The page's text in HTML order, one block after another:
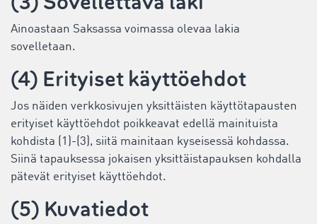
Ainoastaan Saksassa voimassa olevaa lakia
sovelletaan.
(4) Erityiset käyttöehdot
Jos näiden verkkosivujen yksittäisten käyttötapausten
erityiset käyttöehdot poikkeavat edellä mainituista
kohdista (1)-(3), siitä mainitaan kyseisessä kohdassa.
Siinä tapauksessa jokaisen yksittäistapauksen kohdalla
pätevät erityiset käyttöehdot.
(5) Kuvatiedot